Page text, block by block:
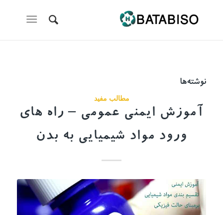
نوشته‌ها
مطالب مفید
آموزش ایمنی عمومی – راه های
ورود مواد شیمیایی به بدن